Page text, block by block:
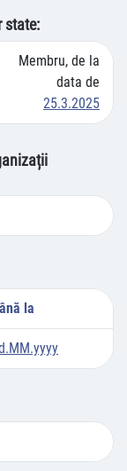
state:
Membru, de la
data de
25.3.2025
la